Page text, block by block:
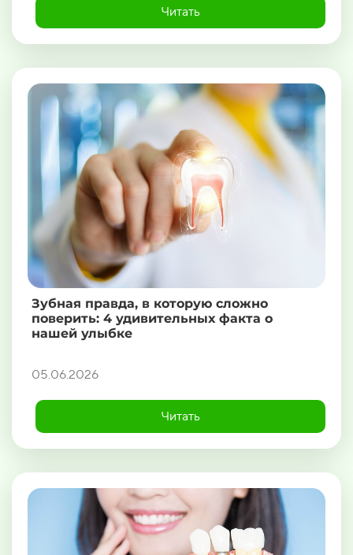
Читать
Зубная правда, в которую сложно
поверить: 4 удивительных факта о
нашей улыбке
05.06.2026
Читать